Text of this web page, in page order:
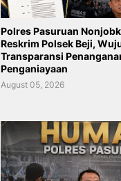
Polres Pasuruan
Reskrim Polsek Beji,
Transparansi
Penganiayaan
August 05, 2026